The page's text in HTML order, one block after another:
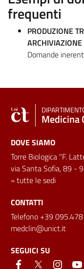
frequenti
PRODUZIONE
Domande
Medicina
DOVE SIAMO
Torre Biologica "F.
via Santa Sofia, 89 -
»tutte le sedi
CONTATTI
Telefono +39
medclin@unict.it
SEGUICI SU